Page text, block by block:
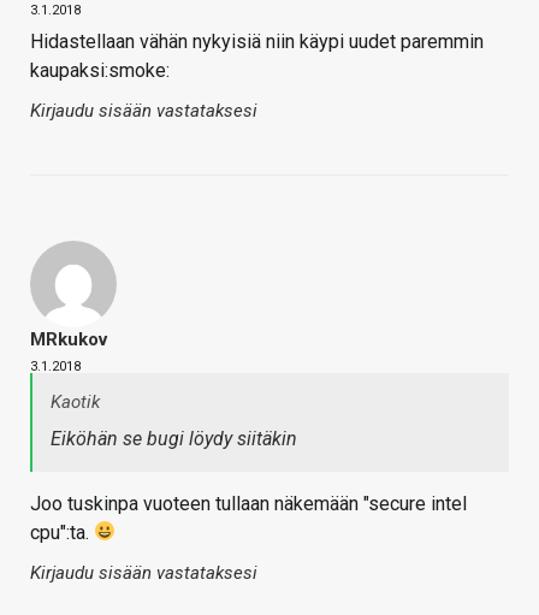
3.1.2018
Hidastellaan vähän nykyisiä niin käypi uudet paremmin
kaupaksi:smoke:
Kirjaudu sisään vastataksesi
MRkukov
3.1.2018
Kaotik
Eiköhän se bugi löydy siitäkin
Joo tuskinpa vuoteen tullaan näkemään "secure intel
cpu":ta.
Kirjaudu sisään vastataksesi